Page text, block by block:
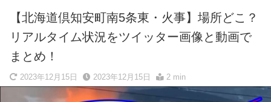
【北海道倶知安町南5条東・火事】場所どこ？
リアルタイム状況をツイッター画像と動画で
まとめ！
2023年12月15日 2023年12月15日 2 min